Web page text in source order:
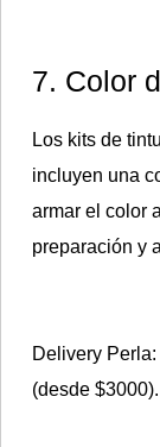
7. Color
Los kits de
incluyen una
armar el color
preparación y
Delivery Perla
(desde $3000).